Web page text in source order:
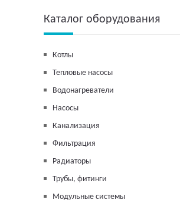
Каталог оборудования
Котлы
Тепловые насосы
Водонагреватели
Насосы
Канализация
Фильтрация
Радиаторы
Трубы, фитинги
Модульные системы